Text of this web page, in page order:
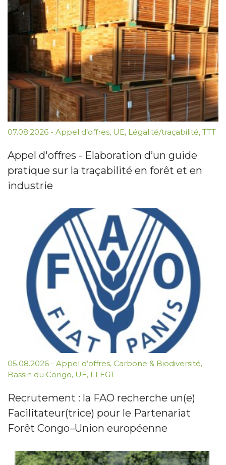
07.08.2026 - Appel d’offres, UE, Légalité/traçabilité, TTT
Appel d'offres - Elaboration d’un guide
pratique sur la traçabilité en forêt et en
industrie
05.08.2026 - Appel d’offres, Carbone & Biodiversité,
Bassin du Congo, UE, FLEGT
Recrutement : la FAO recherche un(e)
Facilitateur(trice) pour le Partenariat
Forêt Congo–Union européenne